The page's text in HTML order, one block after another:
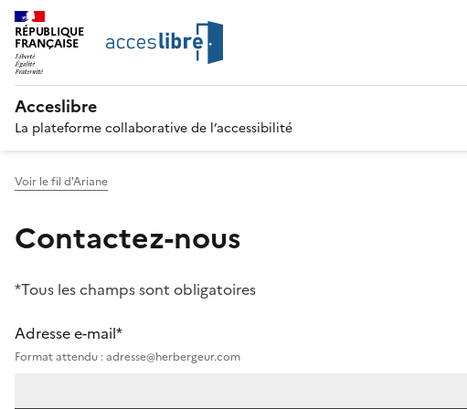
RÉPUBLIQUE
FRANÇAISE
Acceslibre
La plateforme collaborative de l’accessibilité
Voir le fil d'Ariane
Contactez-nous
*Tous les champs sont obligatoires
Adresse e-mail*
Format attendu : adresse@herbergeur.com